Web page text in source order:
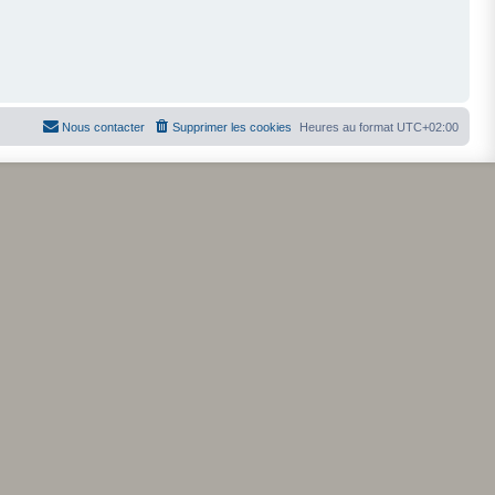
Heures au format UTC+02:00
Supprimer les cookies
Nous contacter